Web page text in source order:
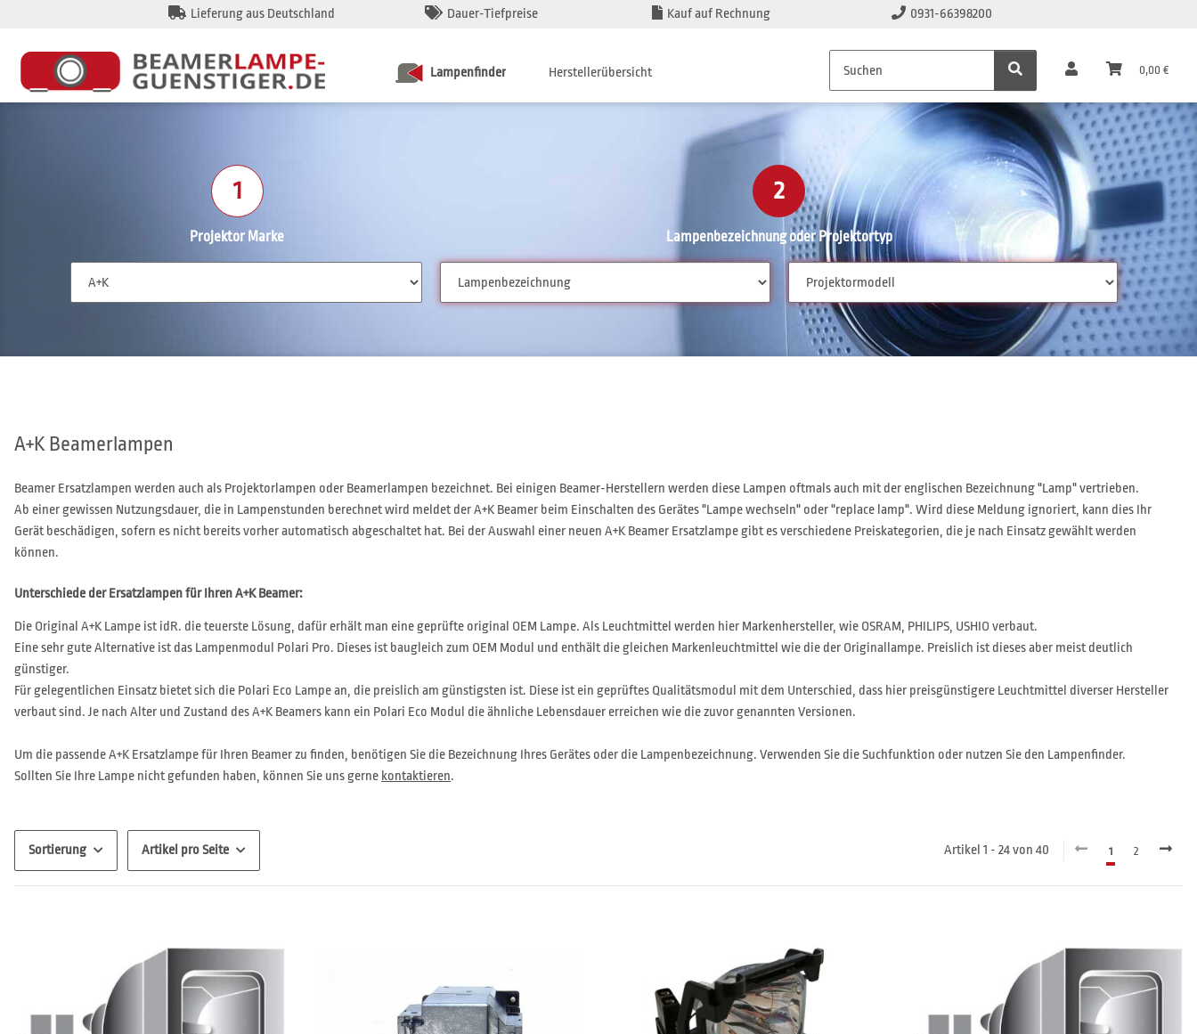
Lieferung aus Deutschland Dauer-Tiefpreise Kauf auf Rechnung 0931-66398200
0,00 €
Lampenfinder Herstellerübersicht
1
Projektor Marke
2
Lampenbezeichnung oder Projektortyp
A+K Beamerlampen
Beamer Ersatzlampen werden auch als Projektorlampen oder Beamerlampen bezeichnet. Bei einigen Beamer-Herstellern werden diese Lampen oftmals auch mit der englischen Bezeichnung "Lamp" vertrieben.
Ab einer gewissen Nutzungsdauer, die in Lampenstunden berechnet wird meldet der A+K Beamer beim Einschalten des Gerätes "Lampe wechseln" oder "replace lamp". Wird diese Meldung ignoriert, kann dies Ihr
Gerät beschädigen, sofern es nicht bereits vorher automatisch abgeschaltet hat. Bei der Auswahl einer neuen A+K Beamer Ersatzlampe gibt es verschiedene Preiskategorien, die je nach Einsatz gewählt werden
können.
Unterschiede der Ersatzlampen für Ihren A+K Beamer:
Die Original A+K Lampe ist idR. die teuerste Lösung, dafür erhält man eine geprüfte original OEM Lampe. Als Leuchtmittel werden hier Markenhersteller, wie OSRAM, PHILIPS, USHIO verbaut.
Eine sehr gute Alternative ist das Lampenmodul Polari Pro. Dieses ist baugleich zum OEM Modul und enthält die gleichen Markenleuchtmittel wie die der Originallampe. Preislich ist dieses aber meist deutlich
günstiger.
Für gelegentlichen Einsatz bietet sich die Polari Eco Lampe an, die preislich am günstigsten ist. Diese ist ein geprüftes Qualitätsmodul mit dem Unterschied, dass hier preisgünstigere Leuchtmittel diverser Hersteller
verbaut sind. Je nach Alter und Zustand des A+K Beamers kann ein Polari Eco Modul die ähnliche Lebensdauer erreichen wie die zuvor genannten Versionen.
Um die passende A+K Ersatzlampe für Ihren Beamer zu finden, benötigen Sie die Bezeichnung Ihres Gerätes oder die Lampenbezeichnung. Verwenden Sie die Suchfunktion oder nutzen Sie den Lampenfinder.
Sollten Sie Ihre Lampe nicht gefunden haben, können Sie uns gerne kontaktieren.
Sortierung Artikel pro Seite Artikel 1 - 24 von 40 1 2